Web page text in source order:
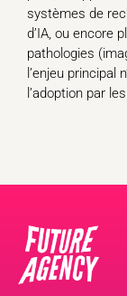
systèmes de
d’IA, ou encore
pathologies
l’enjeu principal
l’adoption par